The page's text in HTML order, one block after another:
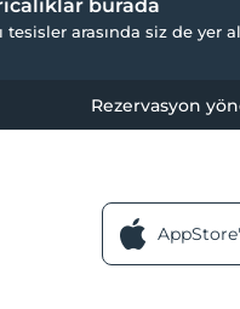
burada
tesisler arasında siz de yer
Rezervasyon